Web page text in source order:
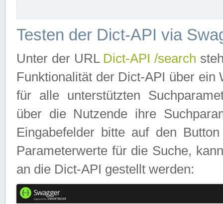
Testen der Dict-API via
Unter der URL Dict-API /search
Funktionalität der Dict-API über
für alle unterstützten
über die Nutzende ihre
Eingabefelder bitte auf den
Parameterwerte für die Suche,
an die Dict-API gestellt werden: